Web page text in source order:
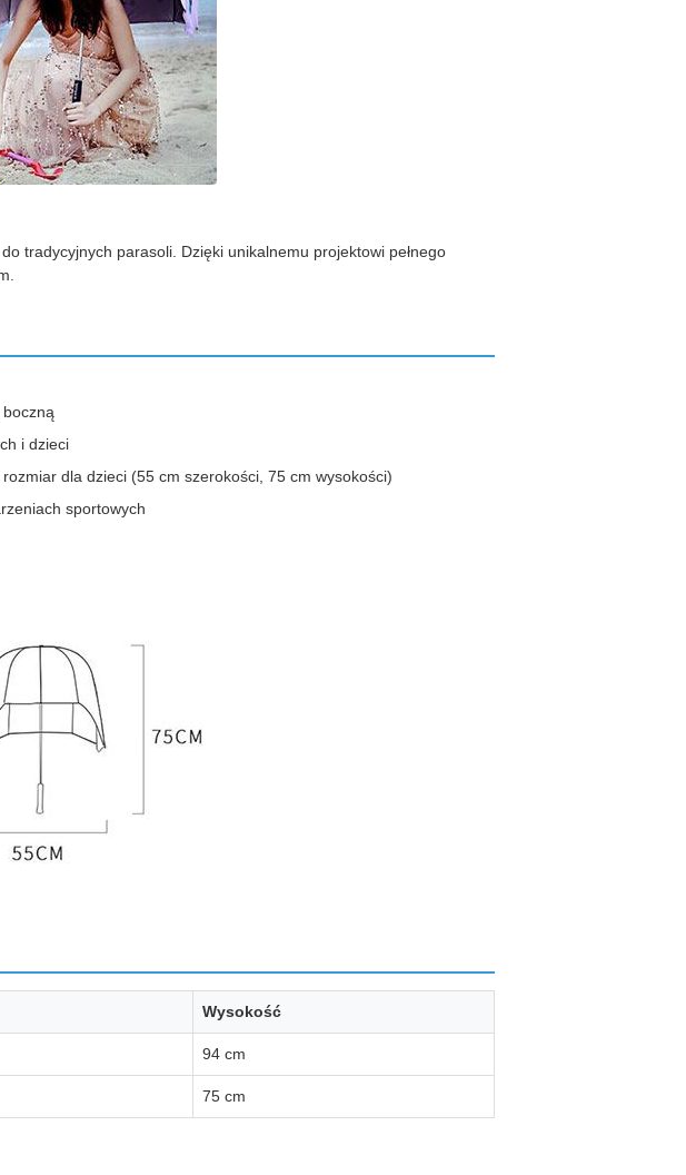
tradycyjnych parasoli. Dzięki unikalnemu projektowi pełnego
i dzieci
dla dzieci (55 cm szerokości, 75 cm wysokości)
sportowych
Wysokość
94 cm
75 cm